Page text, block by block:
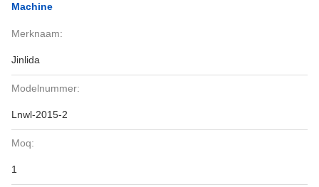
Machine
Merknaam:
Jinlida
Modelnummer:
Lnwl-2015-2
Moq:
1